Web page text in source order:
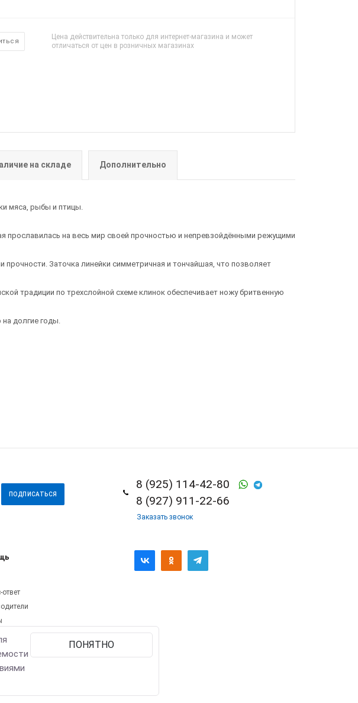
Цена действительна только для интернет-магазина и может
отличаться от цен в розничных магазинах
на складе Дополнительно
мяса, рыбы и птицы.
прославилась на весь мир своей прочностью и непревзойдёнными режущими
Заточка линейки симметричная и тончайшая, что позволяет
традиции по трехслойной схеме клинок обеспечивает ножу бритвенную
долгие годы.
8 (925) 114-42-80
8 (927) 911-22-66
Заказать звонок
ответ
ПОНЯТНО